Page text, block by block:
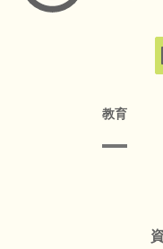
教育